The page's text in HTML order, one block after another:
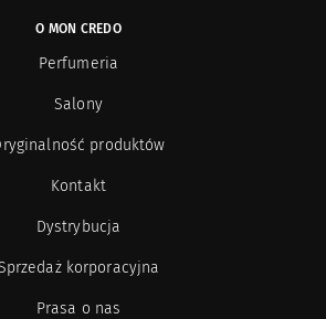
O MON CREDO
Perfumeria
Salony
Oryginalność produktów
Kontakt
Dystrybucja
Sprzedaż korporacyjna
Prasa o nas